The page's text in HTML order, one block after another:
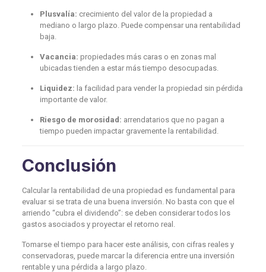
Plusvalía: crecimiento del valor de la propiedad a
mediano o largo plazo. Puede compensar una rentabilidad
baja.
Vacancia: propiedades más caras o en zonas mal
ubicadas tienden a estar más tiempo desocupadas.
Liquidez: la facilidad para vender la propiedad sin pérdida
importante de valor.
Riesgo de morosidad: arrendatarios que no pagan a
tiempo pueden impactar gravemente la rentabilidad.
Conclusión
Calcular la rentabilidad de una propiedad es fundamental para
evaluar si se trata de una buena inversión. No basta con que el
arriendo “cubra el dividendo”: se deben considerar todos los
gastos asociados y proyectar el retorno real.
Tomarse el tiempo para hacer este análisis, con cifras reales y
conservadoras, puede marcar la diferencia entre una inversión
rentable y una pérdida a largo plazo.